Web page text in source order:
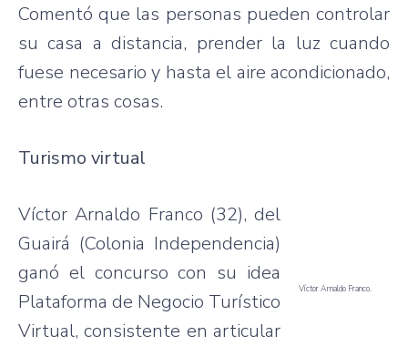
Comentó que las personas pueden controlar
su casa a distancia, prender la luz cuando
fuese necesario y hasta el aire acondicionado,
entre otras cosas.
Turismo virtual
Víctor Arnaldo Franco.
Víctor Arnaldo Franco (32), del
Guairá (Colonia Independencia)
ganó el concurso con su idea
Plataforma de Negocio Turístico
Virtual, consistente en articular